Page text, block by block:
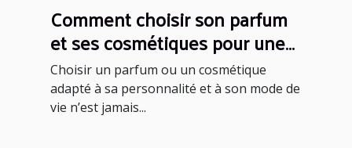
Comment choisir son parfum
et ses cosmétiques pour une
élégance durable ?
Choisir un parfum ou un cosmétique
adapté à sa personnalité et à son mode de
vie n’est jamais...